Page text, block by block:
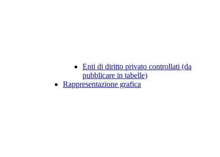
Enti di diritto privato controllati (da
pubblicare in tabelle)
Rappresentazione grafica